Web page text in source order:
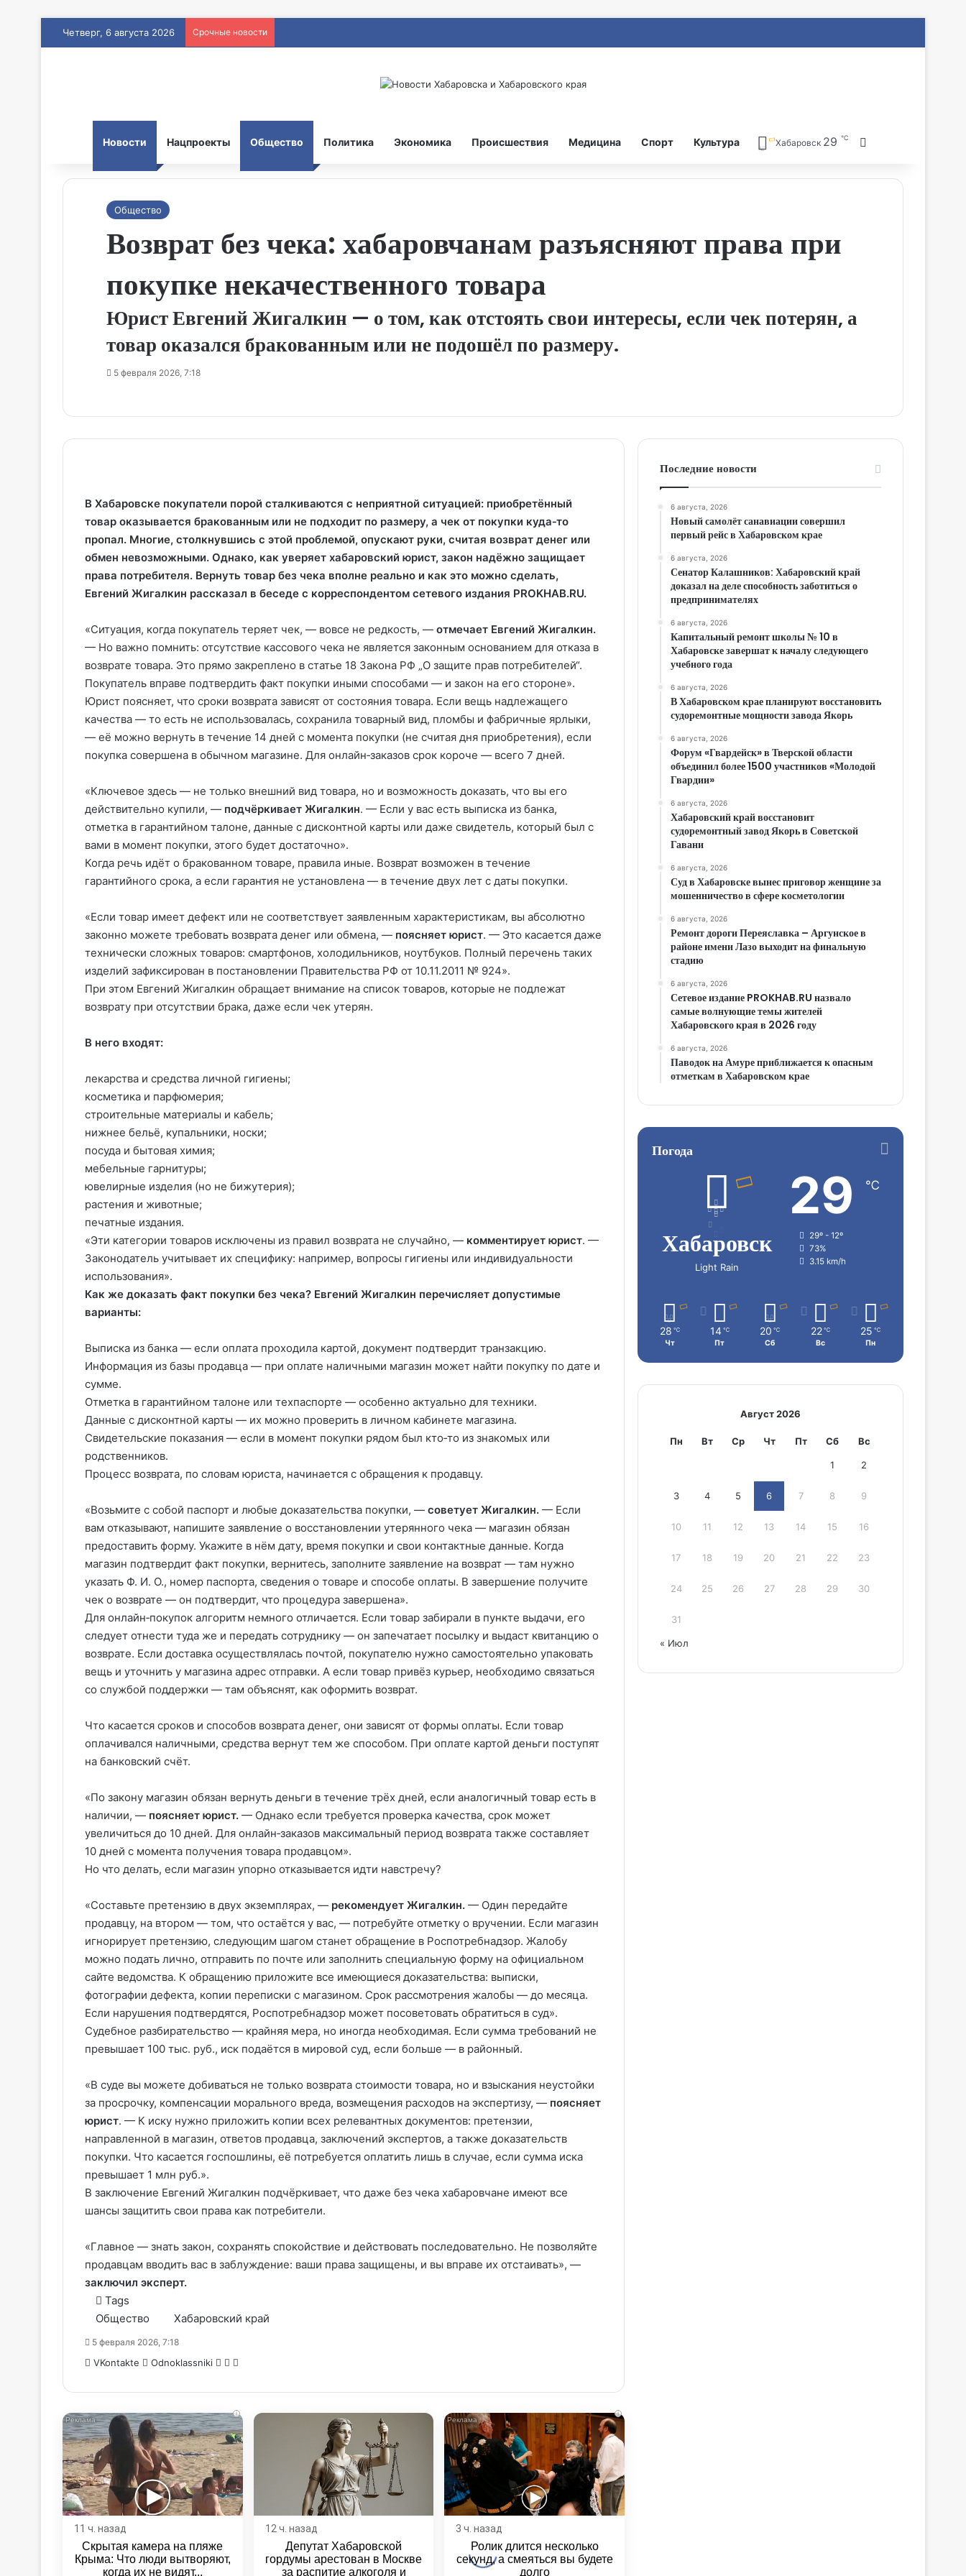
Четверг, 6 августа 2026 Срочные новости
Новости Нацпроекты Общество Политика Экономика Происшествия Медицина Спорт Культура Хабаровск 29 ℃
Общество
Возврат без чека: хабаровчанам разъясняют права при
покупке некачественного товара
Юрист Евгений Жигалкин — о том, как отстоять свои интересы, если чек потерян, а
товар оказался бракованным или не подошёл по размеру.
5 февраля 2026, 7:18
В Хабаровске покупатели порой сталкиваются с неприятной ситуацией: приобретённый
товар оказывается бракованным или не подходит по размеру, а чек от покупки куда‑то
пропал. Многие, столкнувшись с этой проблемой, опускают руки, считая возврат денег или
обмен невозможными. Однако, как уверяет хабаровский юрист, закон надёжно защищает
права потребителя. Вернуть товар без чека вполне реально и как это можно сделать,
Евгений Жигалкин рассказал в беседе с корреспондентом сетевого издания PROKHAB.RU.
«Ситуация, когда покупатель теряет чек, — вовсе не редкость, — отмечает Евгений Жигалкин.
— Но важно помнить: отсутствие кассового чека не является законным основанием для отказа в
возврате товара. Это прямо закреплено в статье 18 Закона РФ „О защите прав потребителей“.
Покупатель вправе подтвердить факт покупки иными способами — и закон на его стороне».
Юрист поясняет, что сроки возврата зависят от состояния товара. Если вещь надлежащего
качества — то есть не использовалась, сохранила товарный вид, пломбы и фабричные ярлыки,
— её можно вернуть в течение 14 дней с момента покупки (не считая дня приобретения), если
покупка совершена в обычном магазине. Для онлайн‑заказов срок короче — всего 7 дней.
«Ключевое здесь — не только внешний вид товара, но и возможность доказать, что вы его
действительно купили, — подчёркивает Жигалкин. — Если у вас есть выписка из банка,
отметка в гарантийном талоне, данные с дисконтной карты или даже свидетель, который был с
вами в момент покупки, этого будет достаточно».
Когда речь идёт о бракованном товаре, правила иные. Возврат возможен в течение
гарантийного срока, а если гарантия не установлена — в течение двух лет с даты покупки.
«Если товар имеет дефект или не соответствует заявленным характеристикам, вы абсолютно
законно можете требовать возврата денег или обмена, — поясняет юрист. — Это касается даже
технически сложных товаров: смартфонов, холодильников, ноутбуков. Полный перечень таких
изделий зафиксирован в постановлении Правительства РФ от 10.11.2011 № 924».
При этом Евгений Жигалкин обращает внимание на список товаров, которые не подлежат
возврату при отсутствии брака, даже если чек утерян.
В него входят:
лекарства и средства личной гигиены;
косметика и парфюмерия;
строительные материалы и кабель;
нижнее бельё, купальники, носки;
посуда и бытовая химия;
мебельные гарнитуры;
ювелирные изделия (но не бижутерия);
растения и животные;
печатные издания.
«Эти категории товаров исключены из правил возврата не случайно, — комментирует юрист. —
Законодатель учитывает их специфику: например, вопросы гигиены или индивидуальности
использования».
Как же доказать факт покупки без чека? Евгений Жигалкин перечисляет допустимые
варианты:
Выписка из банка — если оплата проходила картой, документ подтвердит транзакцию.
Информация из базы продавца — при оплате наличными магазин может найти покупку по дате и
сумме.
Отметка в гарантийном талоне или техпаспорте — особенно актуально для техники.
Данные с дисконтной карты — их можно проверить в личном кабинете магазина.
Свидетельские показания — если в момент покупки рядом был кто‑то из знакомых или
родственников.
Процесс возврата, по словам юриста, начинается с обращения к продавцу.
«Возьмите с собой паспорт и любые доказательства покупки, — советует Жигалкин. — Если
вам отказывают, напишите заявление о восстановлении утерянного чека — магазин обязан
предоставить форму. Укажите в нём дату, время покупки и свои контактные данные. Когда
магазин подтвердит факт покупки, вернитесь, заполните заявление на возврат — там нужно
указать Ф. И. О., номер паспорта, сведения о товаре и способе оплаты. В завершение получите
чек о возврате — он подтвердит, что процедура завершена».
Для онлайн‑покупок алгоритм немного отличается. Если товар забирали в пункте выдачи, его
следует отнести туда же и передать сотруднику — он запечатает посылку и выдаст квитанцию о
возврате. Если доставка осуществлялась почтой, покупателю нужно самостоятельно упаковать
вещь и уточнить у магазина адрес отправки. А если товар привёз курьер, необходимо связаться
со службой поддержки — там объяснят, как оформить возврат.
Что касается сроков и способов возврата денег, они зависят от формы оплаты. Если товар
оплачивался наличными, средства вернут тем же способом. При оплате картой деньги поступят
на банковский счёт.
«По закону магазин обязан вернуть деньги в течение трёх дней, если аналогичный товар есть в
наличии, — поясняет юрист. — Однако если требуется проверка качества, срок может
увеличиться до 10 дней. Для онлайн‑заказов максимальный период возврата также составляет
10 дней с момента получения товара продавцом».
Но что делать, если магазин упорно отказывается идти навстречу?
«Составьте претензию в двух экземплярах, — рекомендует Жигалкин. — Один передайте
продавцу, на втором — том, что остаётся у вас, — потребуйте отметку о вручении. Если магазин
игнорирует претензию, следующим шагом станет обращение в Роспотребнадзор. Жалобу
можно подать лично, отправить по почте или заполнить специальную форму на официальном
сайте ведомства. К обращению приложите все имеющиеся доказательства: выписки,
фотографии дефекта, копии переписки с магазином. Срок рассмотрения жалобы — до месяца.
Если нарушения подтвердятся, Роспотребнадзор может посоветовать обратиться в суд».
Судебное разбирательство — крайняя мера, но иногда необходимая. Если сумма требований не
превышает 100 тыс. руб., иск подаётся в мировой суд, если больше — в районный.
«В суде вы можете добиваться не только возврата стоимости товара, но и взыскания неустойки
за просрочку, компенсации морального вреда, возмещения расходов на экспертизу, — поясняет
юрист. — К иску нужно приложить копии всех релевантных документов: претензии,
направленной в магазин, ответов продавца, заключений экспертов, а также доказательств
покупки. Что касается госпошлины, её потребуется оплатить лишь в случае, если сумма иска
превышает 1 млн руб.».
В заключение Евгений Жигалкин подчёркивает, что даже без чека хабаровчане имеют все
шансы защитить свои права как потребители.
«Главное — знать закон, сохранять спокойствие и действовать последовательно. Не позволяйте
продавцам вводить вас в заблуждение: ваши права защищены, и вы вправе их отстаивать», —
заключил эксперт.
Tags
Общество
Хабаровский край
5 февраля 2026, 7:18
VKontakte Odnoklassniki WhatsApp
Telegram
Email
i
11 ч. назад
Скрытая камера на пляже
Крыма: Что люди вытворяют,
когда их не видят...
12 ч. назад
Депутат Хабаровской
гордумы арестован в Москве
за распитие алкоголя и
i
3 ч. назад
Ролик длится несколько
секунд, а смеяться вы будете
долго
Последние новости
6 августа, 2026
Новый самолёт санавиации совершил
первый рейс в Хабаровском крае
6 августа, 2026
Сенатор Калашников: Хабаровский край
доказал на деле способность заботиться о
предпринимателях
6 августа, 2026
Капитальный ремонт школы № 10 в
Хабаровске завершат к началу следующего
учебного года
6 августа, 2026
В Хабаровском крае планируют восстановить
судоремонтные мощности завода Якорь
6 августа, 2026
Форум «Гвардейск» в Тверской области
объединил более 1500 участников «Молодой
Гвардии»
6 августа, 2026
Хабаровский край восстановит
судоремонтный завод Якорь в Советской
Гавани
6 августа, 2026
Суд в Хабаровске вынес приговор женщине за
мошенничество в сфере косметологии
6 августа, 2026
Ремонт дороги Переяславка – Аргунское в
районе имени Лазо выходит на финальную
стадию
6 августа, 2026
Сетевое издание PROKHAB.RU назвало
самые волнующие темы жителей
Хабаровского края в 2026 году
6 августа, 2026
Паводок на Амуре приближается к опасным
отметкам в Хабаровском крае
Погода
Хабаровск
Light Rain
29 ℃
29º - 12º
73%
3.15 km/h
28 ℃
Чт
14 ℃
Пт
20 ℃
Сб
22 ℃
Вс
25 ℃
Пн
Август 2026
Пн Вт Ср Чт Пт Сб Вс
1 2
3 4 5 6 7 8 9
10 11 12 13 14 15 16
17 18 19 20 21 22 23
24 25 26 27 28 29 30
31
« Июл